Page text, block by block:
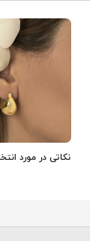
نکاتی در مورد